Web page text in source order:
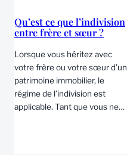
Qu’est ce que l’indivision
entre frère et sœur ?
Lorsque vous héritez avec
votre frère ou votre sœur d’un
patrimoine immobilier, le
régime de l’indivision est
applicable. Tant que vous ne…